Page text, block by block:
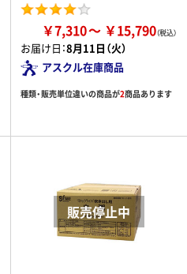
￥7,310 ￥15,790
お届け日：8月11日（火）
アスクル在庫商品
種類・販売単位違いの商品が2商品あります